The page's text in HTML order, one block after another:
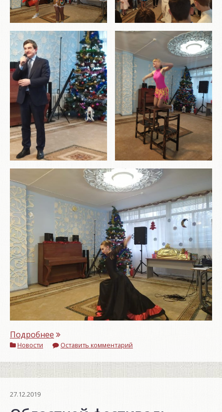
Подробнее
Новости Оставить комментарий
27.12.2019